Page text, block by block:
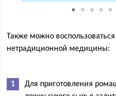
Также можно
нетрадиционной медицины:
Для приготовления